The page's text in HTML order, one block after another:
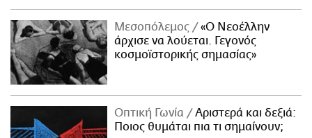
Μεσοπόλεμος
«Ο Νεοέλλην
άρχισε να λούεται. Γεγονός
κοσμοϊστορικής σημασίας»
Οπτική Γωνία
Αριστερά και δεξιά:
Ποιος θυμάται πια τι σημαίνουν;